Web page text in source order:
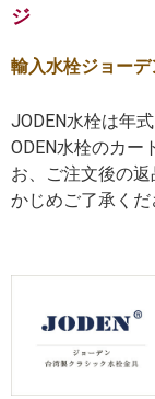
ジ
輸入水栓ジョー
JODEN水栓は年
ODEN水栓のカー
お、ご注文後の
かじめご了承くだ